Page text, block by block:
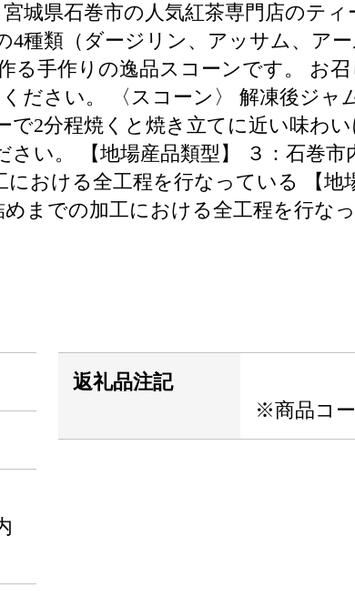
城県石巻市の人気紅茶専門店のテ
種類（ダージリン、アッサム、ア
手作りの逸品スコーンです。 お
ださい。 〈スコーン〉 解凍後ジャ
2分程焼くと焼き立てに近い味わ
い。 【地場産品類型】 ３：石巻
おける全工程を行なっている 【地
までの加工における全工程を行な
返礼品注記
※商品コー